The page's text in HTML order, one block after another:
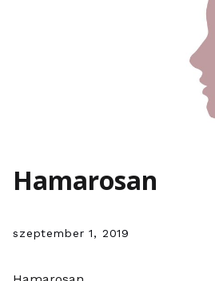
Hamarosan
szeptember 1, 2019